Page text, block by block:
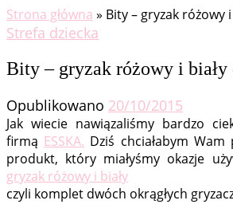
Strona główna » Bity – gryzak różowy
Strefa dziecka
Bity – gryzak różowy i biały
Opublikowano 20/10/2015
Jak wiecie nawiązaliśmy bardzo
firmą ESSKA. Dziś chciałabym
produkt, który miałyśmy okazje
gryzak różowy i biały
czyli komplet dwóch okrągłych